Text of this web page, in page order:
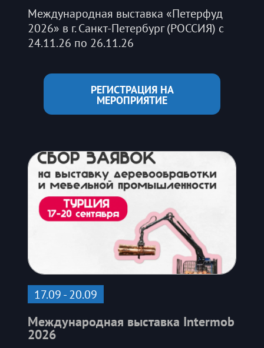
Международная выставка «Петерфуд
2026» в г. Санкт-Петербург (РОССИЯ) с
24.11.26 по 26.11.26
РЕГИСТРАЦИЯ НА
МЕРОПРИЯТИЕ
17.09 - 20.09
Международная выставка Intermob
2026